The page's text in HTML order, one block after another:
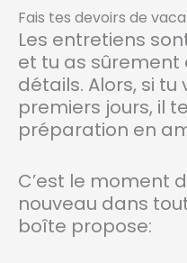
Fais tes devoirs de
Les entretiens
et tu as sûrement
détails. Alors, si tu
premiers jours, il
préparation en
C’est le moment
nouveau dans
boîte propose: